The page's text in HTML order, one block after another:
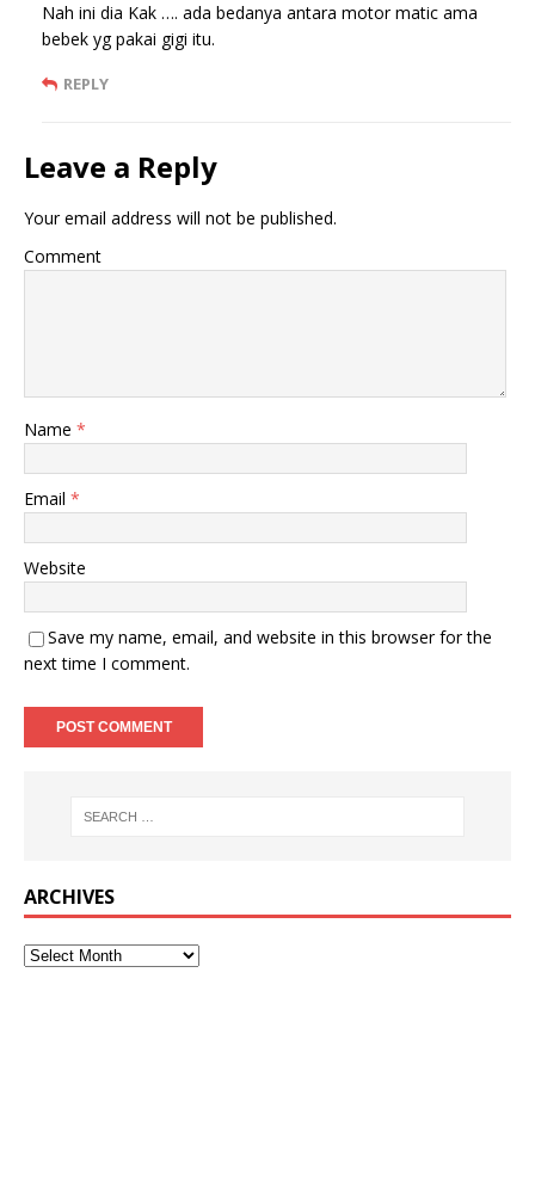
Nah ini dia Kak …. ada bedanya antara motor matic ama
bebek yg pakai gigi itu.
REPLY
Leave a Reply
Your email address will not be published.
Comment
Name *
Email *
Website
Save my name, email, and website in this browser for the
next time I comment.
ARCHIVES